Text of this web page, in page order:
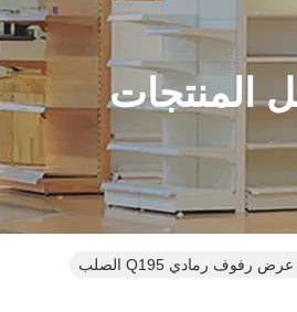
المنتجات